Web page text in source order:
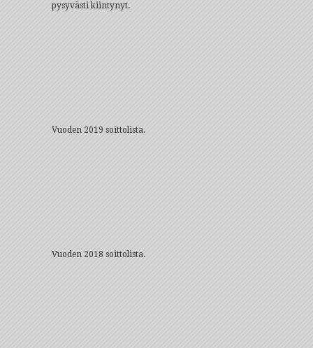
pysyvästi kiintynyt.
Vuoden 2019 soittolista.
Vuoden 2018 soittolista.